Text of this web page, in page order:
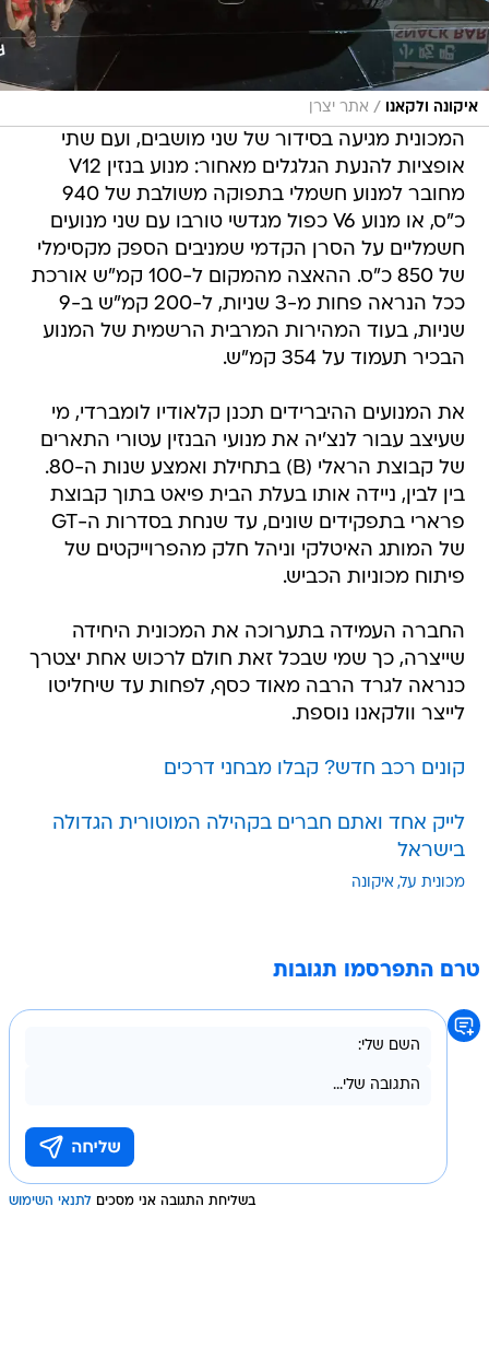
איקונה ולקאנו / אתר יצרן
המכונית מגיעה בסידור של שני מושבים, ועם שתי
אופציות להנעת הגלגלים מאחור: מנוע בנזין V12
מחובר למנוע חשמלי בתפוקה משולבת של 940
כ"ס, או מנוע V6 כפול מגדשי טורבו עם שני מנועים
חשמליים על הסרן הקדמי שמניבים הספק מקסימלי
של 850 כ"ס. ההאצה מהמקום ל-100 קמ"ש אורכת
ככל הנראה פחות מ-3 שניות, ל-200 קמ"ש ב-9
שניות, בעוד המהירות המרבית הרשמית של המנוע
הבכיר תעמוד על 354 קמ"ש.
את המנועים ההיברידים תכנן קלאודיו לומברדי, מי
שעיצב עבור לנצ'יה את מנועי הבנזין עטורי התארים
של קבוצת הראלי (B) בתחילת ואמצע שנות ה-80.
בין לבין, ניידה אותו בעלת הבית פיאט בתוך קבוצת
פרארי בתפקידים שונים, עד שנחת בסדרות ה-GT
של המותג האיטלקי וניהל חלק מהפרוייקטים של
פיתוח מכוניות הכביש.
החברה העמידה בתערוכה את המכונית היחידה
שייצרה, כך שמי שבכל זאת חולם לרכוש אחת יצטרך
כנראה לגרד הרבה מאוד כסף, לפחות עד שיחליטו
לייצר וולקאנו נוספת.
קונים רכב חדש? קבלו מבחני דרכים
לייק אחד ואתם חברים בקהילה המוטורית הגדולה
בישראל
מכונית על איקונה
טרם התפרסמו תגובות
בשליחת התגובה אני מסכים לתנאי השימוש